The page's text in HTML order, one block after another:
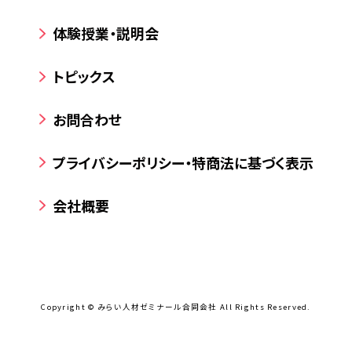
体験授業・説明会
トピックス
お問合わせ
プライバシーポリシー・特商法に基づく表示
会社概要
Copyright © みらい人材ゼミナール合同会社 All Rights Reserved.